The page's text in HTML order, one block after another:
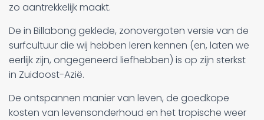
zo aantrekkelijk maakt.
De in Billabong geklede, zonovergoten versie van de
surfcultuur die wij hebben leren kennen (en, laten we
eerlijk zijn, ongegeneerd liefhebben) is op zijn sterkst
in Zuidoost-Azië.
De ontspannen manier van leven, de goedkope
kosten van levensonderhoud en het tropische weer